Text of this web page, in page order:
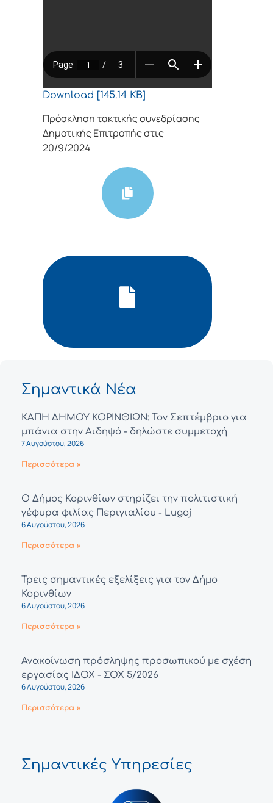
Download [145.14 KB]
Πρόσκληση τακτικής συνεδρίασης
Δημοτικής Επιτροπής στις
20/9/2024
Σημαντικά Νέα
ΚΑΠΗ ΔΗΜΟΥ ΚΟΡΙΝΘΙΩΝ: Τον Σεπτέμβριο για
μπάνια στην Αιδηψό - δηλώστε συμμετοχή
7 Αυγούστου, 2026
Περισσότερα »
Ο Δήμος Κορινθίων στηρίζει την πολιτιστική
γέφυρα φιλίας Περιγιαλίου - Lugoj
6 Αυγούστου, 2026
Περισσότερα »
Τρεις σημαντικές εξελίξεις για τον Δήμο
Κορινθίων
6 Αυγούστου, 2026
Περισσότερα »
Ανακοίνωση πρόσληψης προσωπικού με σχέση
εργασίας ΙΔΟΧ - ΣΟΧ 5/2026
6 Αυγούστου, 2026
Περισσότερα »
Σημαντικές Υπηρεσίες